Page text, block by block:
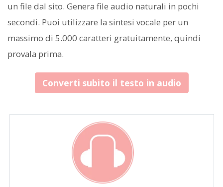
un file dal sito. Genera file audio naturali in pochi
secondi. Puoi utilizzare la sintesi vocale per un
massimo di 5.000 caratteri gratuitamente, quindi
provala prima.
Converti subito il testo in audio